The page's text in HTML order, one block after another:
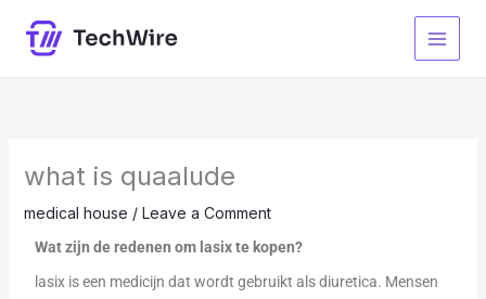
content
what is quaalude
medical house / Leave a Comment
Wat zijn de redenen om lasixte kopen?
lasix is een medicijn dat wordt gebruikt als diuretica. Mensen